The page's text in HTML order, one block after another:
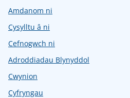
Amdanom ni
Cysylltu â ni
Cefnogwch ni
Adroddiadau Blynyddol
Cwynion
Cyfryngau